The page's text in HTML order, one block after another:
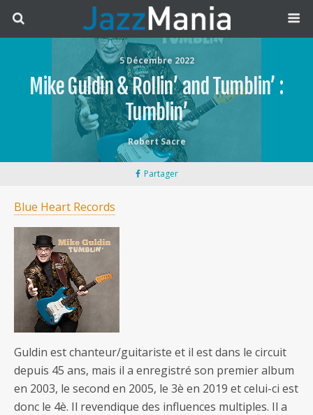
5 Décembre 2022
Mike Guldin & Rollin’ and Tumblin’ :
Tumblin’
Robert Sacre
Partager
Blue Heart Records
Guldin est chanteur/guitariste et il est dans le circuit
depuis 45 ans, mais il a enregistré son premier album
en 2003, le second en 2005, le 3è en 2019 et celui-ci est
donc le 4è. Il revendique des influences multiples. Il a